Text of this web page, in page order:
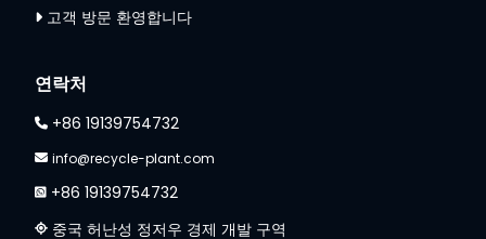
고객 방문 환영합니다
연락처
+86 19139754732
info@recycle-plant.com
+86 19139754732
중국 허난성 정저우 경제 개발 구역